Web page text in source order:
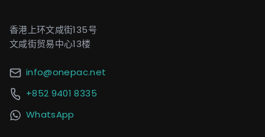
香港上环文咸街135号
文咸街贸易中心13楼
info@onepac.net
+852 9401 8335
WhatsApp